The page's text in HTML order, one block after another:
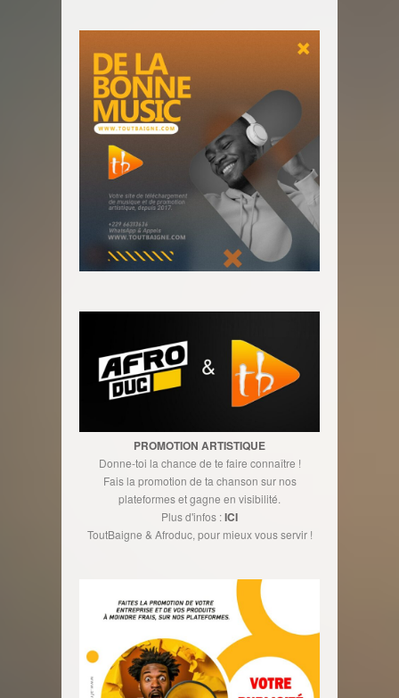
PROMOTION ARTISTIQUE
Donne-toi la chance de te faire connaître !
Fais la promotion de ta chanson sur nos
plateformes et gagne en visibilité.
Plus d'infos :ICI
ToutBaigne & Afroduc, pour mieux vous servir !